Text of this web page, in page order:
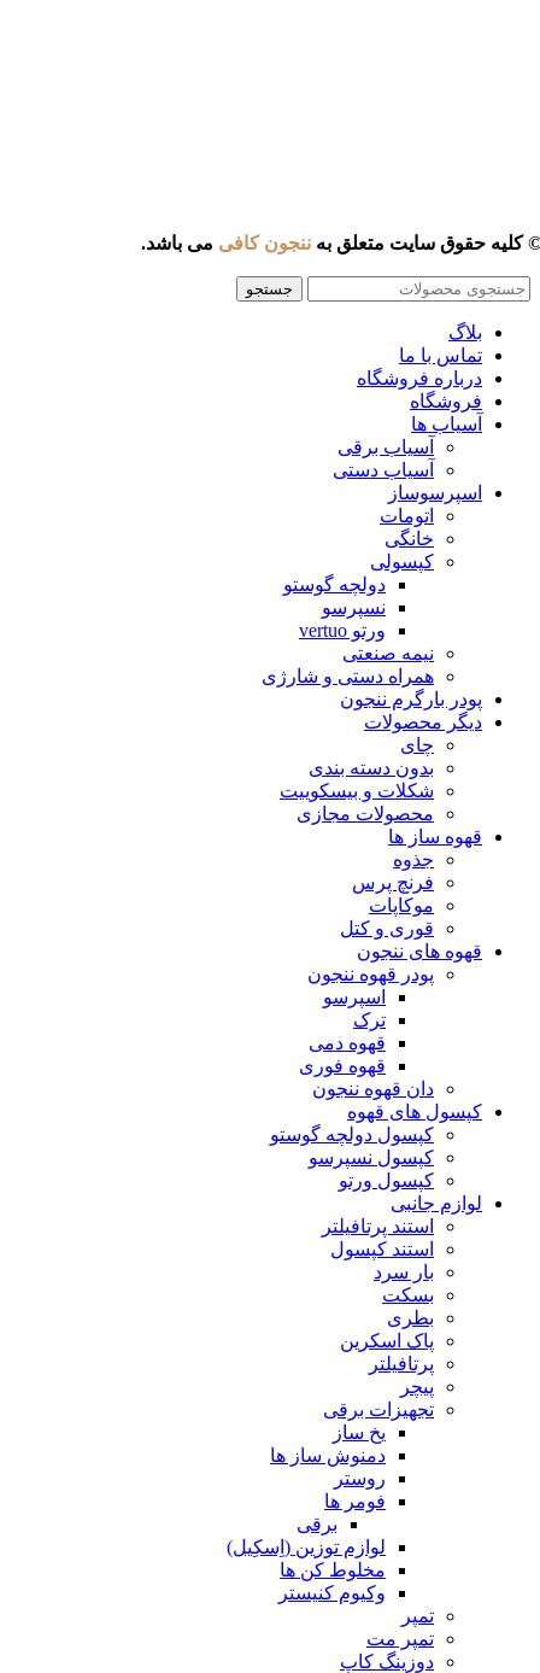
کلیه حقوق سایت متعلق به ننجون کافی می باشد.
جستجو
بلاگ
تماس با ما
درباره فروشگاه
فروشگاه
آسیاب ها
آسیاب برقی
آسیاب دستی
اسپرسوساز
اتومات
خانگی
کپسولی
دولچه گوستو
نسپرسو
ورتو vertuo
نیمه صنعتی
همراه دستی و شارژی
پودر بارگرم ننجون
دیگر محصولات
چای
بدون دسته بندی
شکلات و بیسکوییت
محصولات مجازی
قهوه ساز ها
جذوه
فرنچ پرس
موکاپات
قوری و کتل
قهوه های ننجون
پودر قهوه ننجون
اسپرسو
ترک
قهوه دمی
قهوه فوری
دان قهوه ننجون
کپسول های قهوه
کپسول دولچه گوستو
کپسول نسپرسو
کپسول ورتو
لوازم جانبی
استند پرتافیلتر
استند کپسول
بار سرد
بسکت
بطری
پاک اسکرین
پرتافیلتر
پیچر
تجهیزات برقی
یخ ساز
دمنوش ساز ها
روستر
فومر ها
برقی
لوازم توزین (اِسکِیل)
مخلوط کن ها
وکیوم کنیستر
تمپر
تمپر مت
دوزینگ کاپ